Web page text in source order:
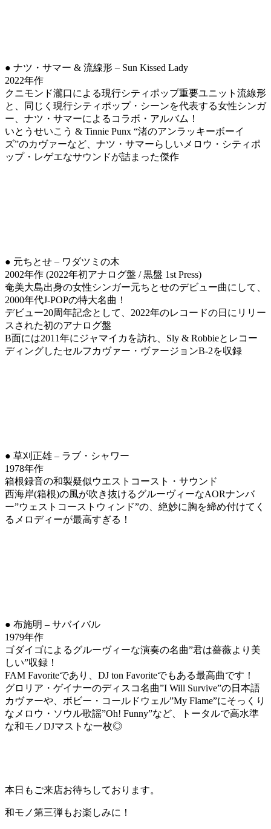
● ナツ・サマー & 流線形 – Sun Kissed Lady
2022年作
クニモンド瀧口による現行シティポップ重要ユニット流線形
と、同じく現行シティポップ・シーンを代表する女性シンガ
ー、ナツ・サマーによるコラボ・アルバム！
いとうせいこう & Tinnie Punx “渚のアンラッキーボーイ
ズ”のカヴァーなど、ナツ・サマーらしいメロウ・シティポ
ップ・レゲエなサウンドが詰まった傑作
● 元ちとせ – ワダツミの木
2002年作 (2022年初アナログ盤 / 黒盤 1st Press)
奄美大島出身の女性シンガー元ちとせのデビュー曲にして、
2000年代J-POPの特大名曲！
デビュー20周年記念として、2022年のレコードの日にリリー
スされた初のアナログ盤
B面には2011年にジャマイカを訪れ、Sly & Robbieとレコー
ディングしたセルフカヴァー・ヴァージョンB-2を収録
● 草刈正雄 – ラブ・シャワー
1978年作
箱根録音の和製疑似ウエストコースト・サウンド
西海岸(箱根)の風が吹き抜けるグルーヴィーなAORナンバ
ー”ウェストコーストウィンド”の、絶妙に胸を締め付けてく
るメロディーが最高すぎる！
● 布施明 – サバイバル
1979年作
ゴダイゴによるグルーヴィーな演奏の名曲”君は薔薇より美
しい”収録！
FAM Favoriteであり、DJ ton Favoriteでもある最高曲です！
グロリア・ゲイナーのディスコ名曲”I Will Survive”の日本語
カヴァーや、ボビー・コールドウェル”My Flame”にそっくり
なメロウ・ソウル歌謡”Oh! Funny”など、トータルで高水準
な和モノDJマストな一枚◎
本日もご来店お待ちしております。
和モノ第三弾もお楽しみに！